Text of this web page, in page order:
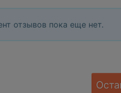
отзывов пока еще нет.